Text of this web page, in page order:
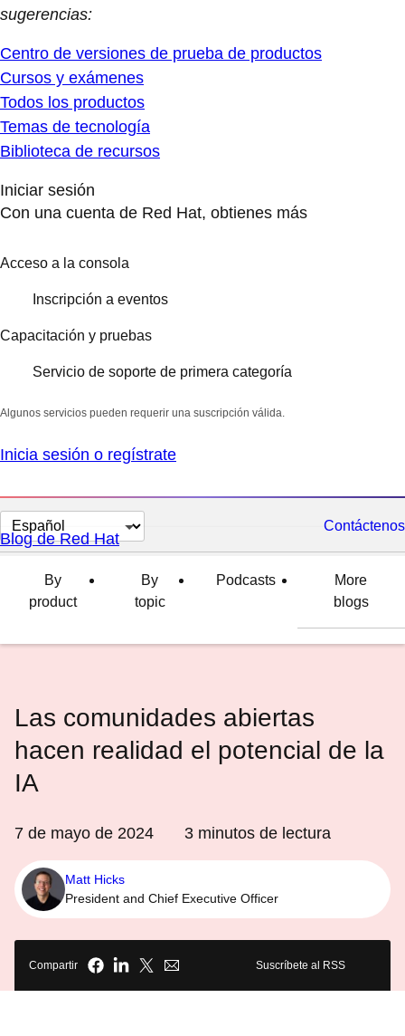
sugerencias:
Centro de versiones de prueba de productos
Cursos y exámenes
Todos los productos
Temas de tecnología
Biblioteca de recursos
Iniciar sesión
Con una cuenta de Red Hat, obtienes más
Acceso a la consola
Inscripción a eventos
Capacitación y pruebas
Servicio de soporte de primera categoría
Algunos servicios pueden requerir una suscripción válida.
Inicia sesión o regístrate
Cambiar
el
idioma
Contáctenos
Blog de Red Hat
By
product
By
topic
Podcasts
More
blogs
Las comunidades abiertas
hacen realidad el potencial de la
IA
7 de mayo de 2024 3 minutos de lectura
Matt Hicks
President and Chief Executive Officer
Compartir Suscríbete al RSS